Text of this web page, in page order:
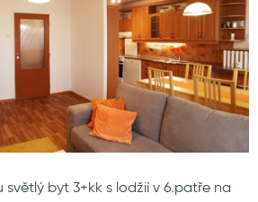
byt 3+kk s lodžií v 6.patře na